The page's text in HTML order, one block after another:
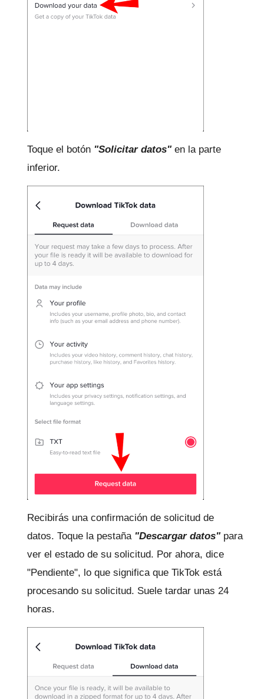
Toque el botón "Solicitar datos" en la parte
inferior.
Recibirás una confirmación de solicitud de
datos. Toque la pestaña "Descargar datos" para
ver el estado de su solicitud. Por ahora, dice
"Pendiente", lo que significa que TikTok está
procesando su solicitud. Suele tardar unas 24
horas.